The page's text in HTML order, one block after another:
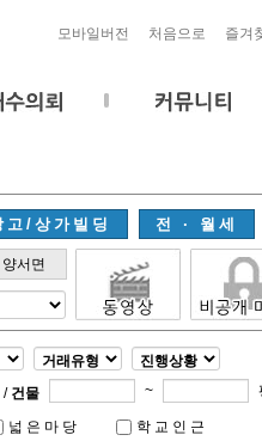
모바일버전 처음으로 즐겨
고/상가빌딩 전 · 월세
양서면
/ 건물 ~
넓은마당
학교인근